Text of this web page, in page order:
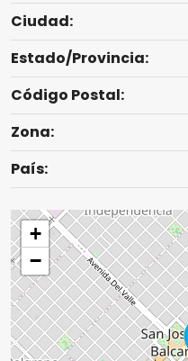
Ciudad:
Estado/Provincia:
Código Postal:
Zona:
País:
+
−